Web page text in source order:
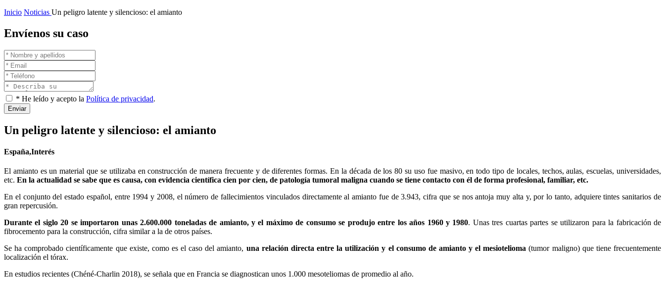
Inicio Noticias Un peligro latente y silencioso: el amianto
Envíenos su caso
* He leído y acepto la Política de privacidad.
Enviar
Un peligro latente y silencioso: el amianto
España,Interés
El amianto es un material que se utilizaba en construcción de manera frecuente y de diferentes formas. En la década de los 80 su uso fue masivo, en todo tipo de locales, techos, aulas, escuelas, universidades,
etc. En la actualidad se sabe que es causa, con evidencia científica cien por cien, de patología tumoral maligna cuando se tiene contacto con él de forma profesional, familiar, etc.
En el conjunto del estado español, entre 1994 y 2008, el número de fallecimientos vinculados directamente al amianto fue de 3.943, cifra que se nos antoja muy alta y, por lo tanto, adquiere tintes sanitarios de
gran repercusión.
Durante el siglo 20 se importaron unas 2.600.000 toneladas de amianto, y el máximo de consumo se produjo entre los años 1960 y 1980. Unas tres cuartas partes se utilizaron para la fabricación de
fibrocemento para la construcción, cifra similar a la de otros países.
Se ha comprobado científicamente que existe, como es el caso del amianto, una relación directa entre la utilización y el consumo de amianto y el mesiotelioma (tumor maligno) que tiene frecuentemente
localización el tórax.
En estudios recientes (Chéné-Charlin 2018), se señala que en Francia se diagnostican unos 1.000 mesoteliomas de promedio al año.